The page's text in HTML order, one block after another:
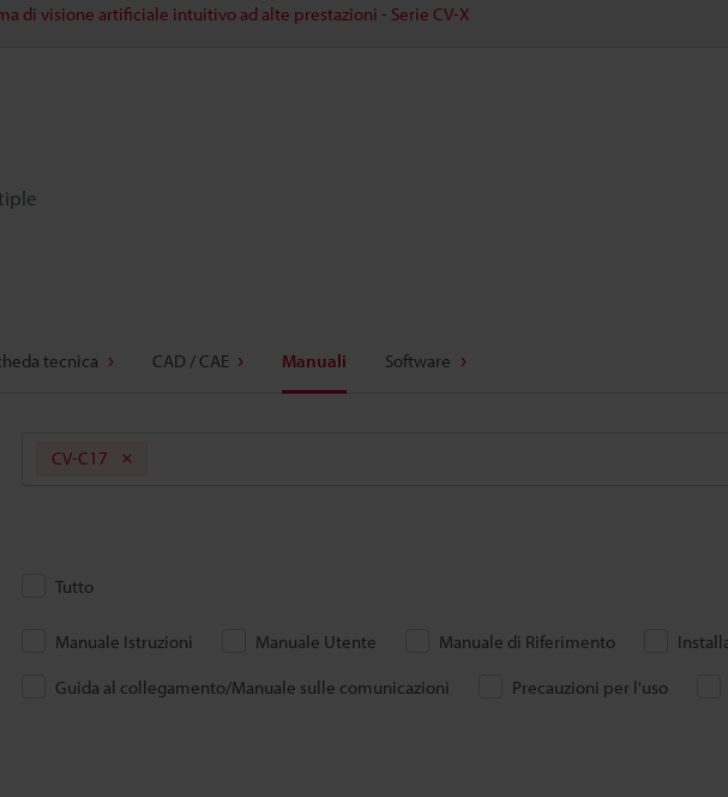
di visione artificiale intuitivo ad alte prestazioni - Serie CV-X
tecnica CAD / CAE Manuali Software
CV-C17
Tutto
Manuale Istruzioni Manuale Utente Manuale di Riferimento
Guida al collegamento/Manuale sulle comunicazioni
Precauzioni per l'uso